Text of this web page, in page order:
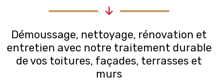
Démoussage, nettoyage, rénovation et
entretien avec notre traitement durable
de vos toitures, façades, terrasses et
murs